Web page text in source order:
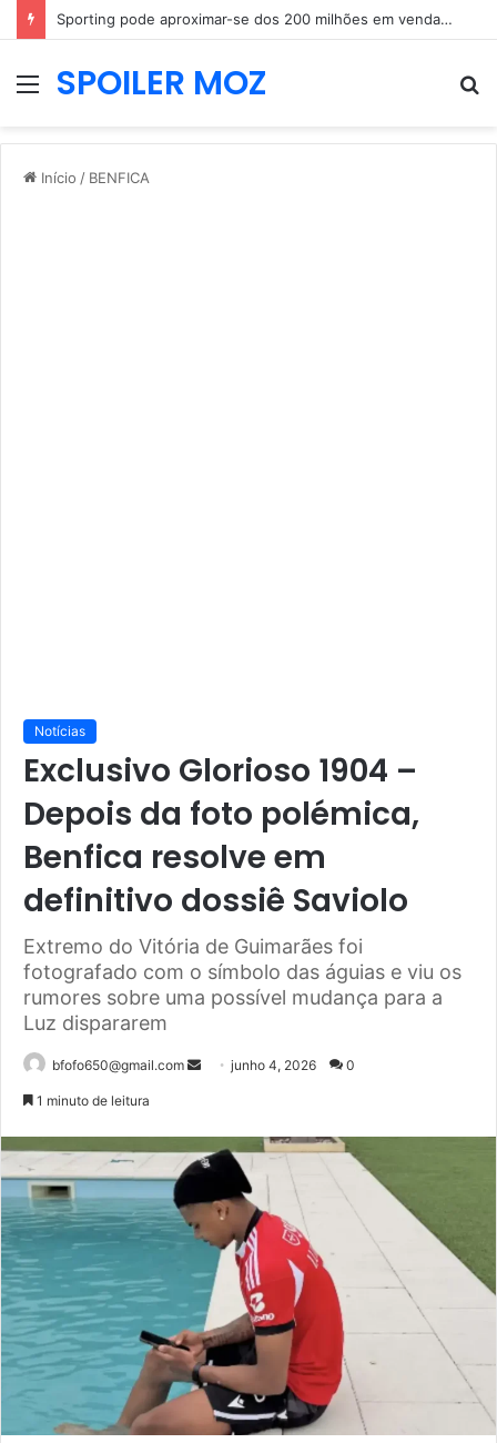
Sporting pode aproximar-se dos 200 milhões em vendas e Rui Borges fica sem três jogadores
MenuSPOILER MOZ
Início / BENFICA
Notícias
Exclusivo Glorioso 1904 –
Depois da foto polémica,
Benfica resolve em
definitivo dossiê Saviolo
Extremo do Vitória de Guimarães foi
fotografado com o símbolo das águias e viu os
rumores sobre uma possível mudança para a
Luz dispararem
bfofo650@gmail.com
Mandejunho 4, 2026 0
1 minuto de leitura